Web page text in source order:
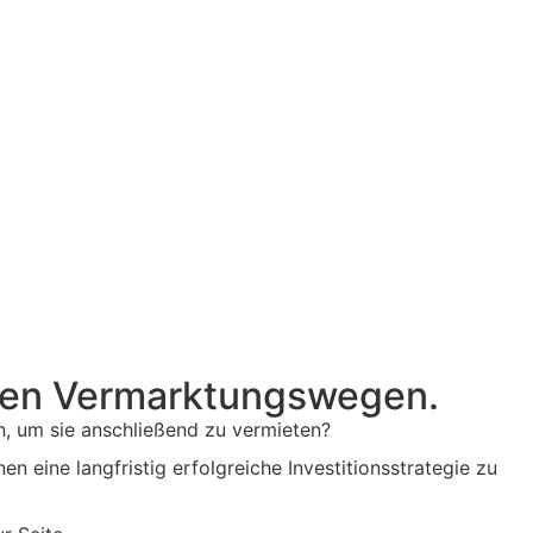
Vermarktungswegen.
um sie anschließend zu vermieten?
eine langfristig erfolgreiche Investitionsstrategie zu